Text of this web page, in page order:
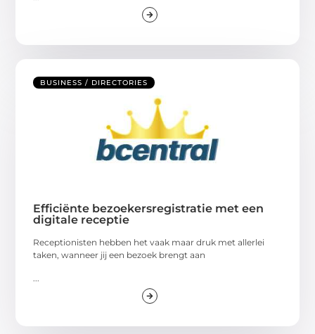
BUSINESS / DIRECTORIES
Efficiënte bezoekersregistratie met een
digitale receptie
Receptionisten hebben het vaak maar druk met allerlei
taken, wanneer jij een bezoek brengt aan